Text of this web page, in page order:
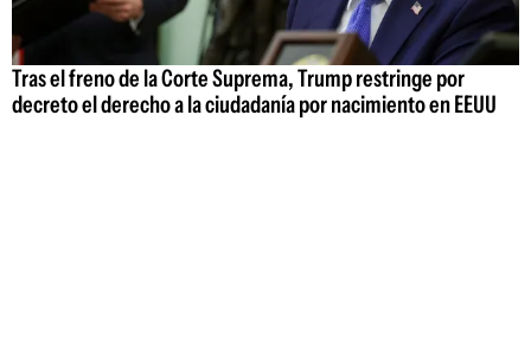
Tras el freno de la Corte Suprema, Trump restringe por
decreto el derecho a la ciudadanía por nacimiento en EEUU